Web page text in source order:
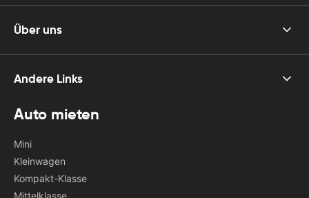
Über uns
Andere Links
Auto mieten
Mini
Kleinwagen
Kompakt-Klasse
Mittelklasse